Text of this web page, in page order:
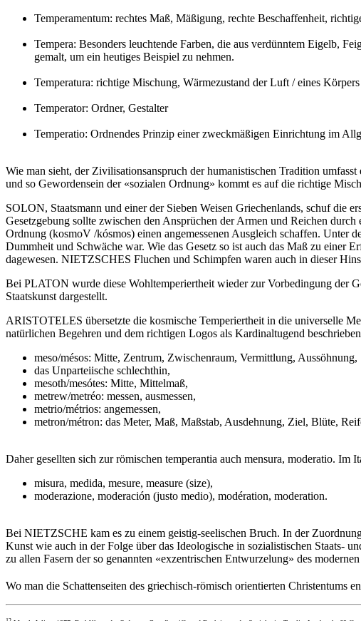
Temperamentum: rechtes Maß, Mäßigung, rechte Beschaffenheit,
Tempera: Besonders leuchtende Farben, die aus verdünntem Eigelb,
gemalt, um ein heutiges Beispiel zu nehmen.
Temperatura: richtige Mischung, Wärmezustand der Luft / eines Körpers
Temperator: Ordner, Gestalter
Temperatio: Ordnendes Prinzip einer zweckmäßigen Einrichtung im
Wie man sieht, der Zivilisationsanspruch der humanistischen Tradition
und so Gewordensein der «sozialen Ordnung» kommt es auf die richtige
SOLON, Staatsmann und einer der Sieben Weisen Griechenlands, schuf die
Gesetzgebung sollte zwischen den Ansprüchen der Armen und Reichen
Ordnung (kosmoV /kósmos) einen angemessenen Ausgleich schaffen. Unter
Dummheit und Schwäche war. Wie das Gesetz so ist auch das Maß zu einer
dagewesen. NIETZSCHES Fluchen und Schimpfen waren auch in dieser
Bei PLATON wurde diese Wohltemperiertheit wieder zur Vorbedingung der
Staatskunst dargestellt.
ARISTOTELES übersetzte die kosmische Temperiertheit in die universelle
natürlichen Begehren und dem richtigen Logos als Kardinaltugend
meso/mésos: Mitte, Zentrum, Zwischenraum, Vermittlung, Aussöhnung,
das Unparteiische schlechthin,
mesoth/mesótes: Mitte, Mittelmaß,
metrew/metréo: messen, ausmessen,
metrio/métrios: angemessen,
metron/métron: das Meter, Maß, Maßstab, Ausdehnung, Ziel, Blüte,
Daher gesellten sich zur römischen temperantia auch mensura, moderatio.
misura, medida, mesure, measure (size),
moderazione, moderación (justo medio), modération, moderation.
Bei NIETZSCHE kam es zu einem geistig-seelischen Bruch. In der
Kunst wie auch in der Folge über das Ideologische in sozialistischen Staats-
zu allen Fasern der so genannten «exzentrischen Entwurzelung» des
Wo man die Schattenseiten des griechisch-römisch orientierten Christentums